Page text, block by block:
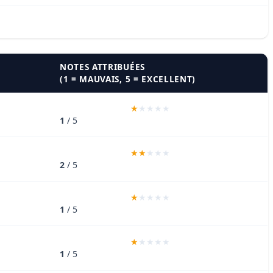
NOTES ATTRIBUÉES
(1 = MAUVAIS, 5 = EXCELLENT)
1 / 5
2 / 5
1 / 5
1 / 5